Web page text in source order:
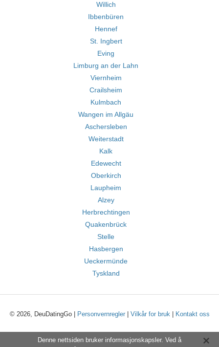
Willich
Ibbenbüren
Hennef
St. Ingbert
Eving
Limburg an der Lahn
Viernheim
Crailsheim
Kulmbach
Wangen im Allgäu
Aschersleben
Weiterstadt
Kalk
Edewecht
Oberkirch
Laupheim
Alzey
Herbrechtingen
Quakenbrück
Stelle
Hasbergen
Ueckermünde
Tyskland
© 2026, DeuDatingGo | Personvernregler| Vilkår for bruk| Kontakt oss
Denne nettsiden bruker informasjonskapsler. Ved å